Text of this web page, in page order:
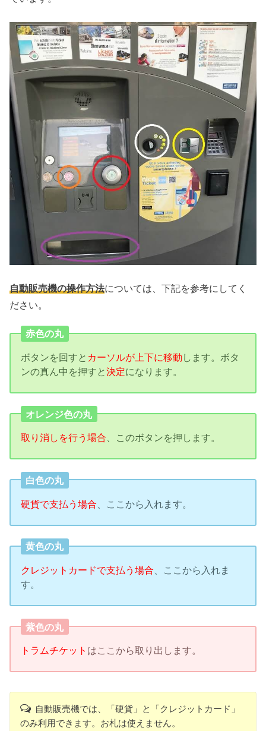
自動販売機の操作方法については、下記を参考にしてく
ださい。
赤色の丸
ボタンを回すと カーソルが上下に移動 します。ボタ
ンの真ん中を押すと決定になります。
オレンジ色の丸
取り消しを行う場合 、このボタンを押します。
白色の丸
硬貨で支払う場合 、ここから入れます。
黄色の丸
クレジットカードで支払う場合 、ここから入れま
す。
紫色の丸
トラムチケット はここから取り出します。
自動販売機では、「硬貨」と「クレジットカード」
のみ利用できます。お札は使えません。